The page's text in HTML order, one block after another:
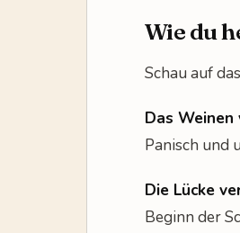
Wie du
Schau auf
Das
Panisch und
Die Lücke
Beginn der